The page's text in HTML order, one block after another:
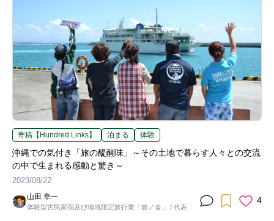
寄稿【Hundred Links】 泊まる 体験
沖縄での気付き「旅の醍醐味」～その土地で暮らす人々との交流
の中で生まれる感動と驚き～
2023/08/22
山田 幸一
体験型古民家宿及び地域限定旅行業「旅ノ舎」 / 代表
4